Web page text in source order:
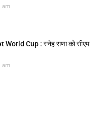
am
World Cup : स्नेह राणा को सीएम
am